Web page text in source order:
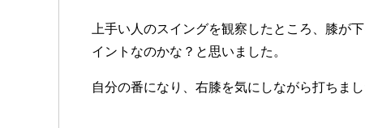
上手い人のスイングを観察したところ、膝が
イントなのかな？と思いました。
自分の番になり、右膝を気にしながら打ちま